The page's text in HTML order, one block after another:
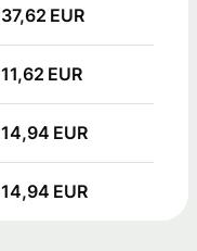
37,62 EUR
11,62 EUR
14,94 EUR
14,94 EUR